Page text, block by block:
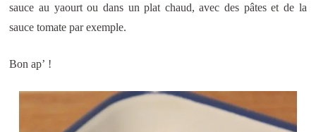
sauce au yaourt ou dans un plat chaud, avec des pâtes et de la
sauce tomate par exemple.
Bon ap’ !